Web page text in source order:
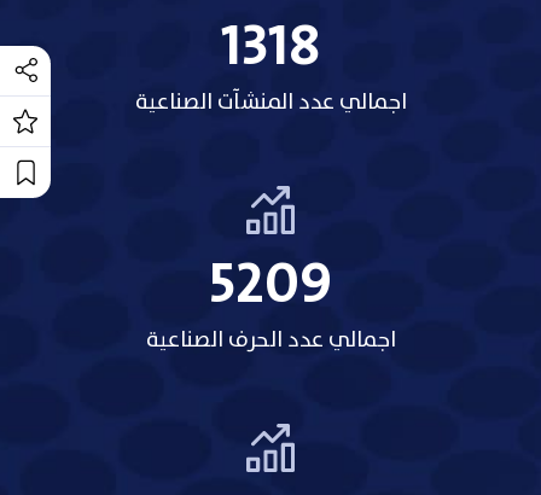
1318
اجمالي عدد المنشآت الصناعية
5209
اجمالي عدد الحرف الصناعية